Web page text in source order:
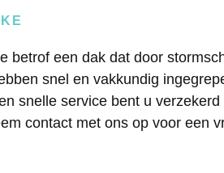
betrof een dak dat door
snel en vakkundig
snelle service bent u
contact met ons op voor een